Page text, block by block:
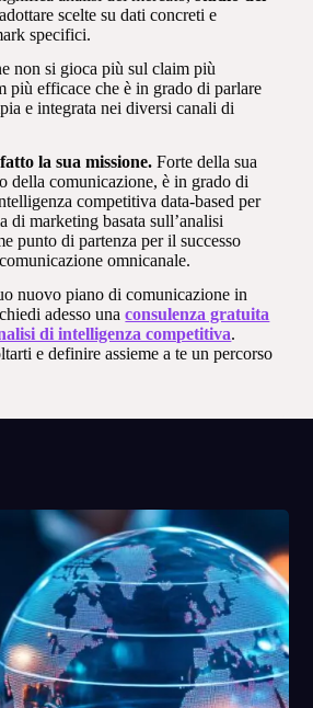
scelte su dati concreti e
specifici.
non si gioca più sul claim più
più efficace che è in grado di parlare
e integrata nei diversi canali di
la sua missione.Forte della sua
della comunicazione, è in grado di
competitiva data-based per
di marketing basata sull’analisi
punto di partenza per il successo
omnicanale.
nuovo piano di comunicazione in
adesso unaconsulenza gratuita
di intelligenza competitiva.
e definire assieme a te un percorso